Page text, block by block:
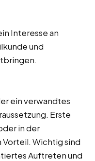
Interesse an
und
ein verwandtes
Erste
in der
Wichtig sind
Auftreten und